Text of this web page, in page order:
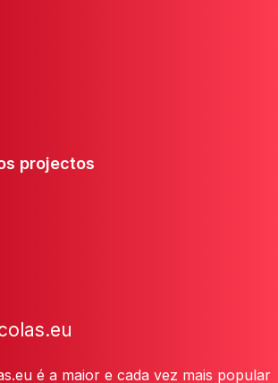
projectos
é a maior e cada vez mais popular